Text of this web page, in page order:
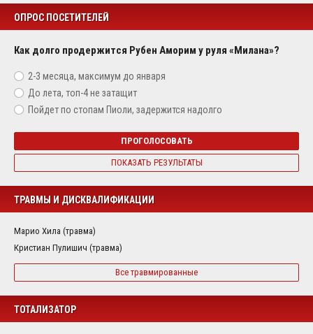
ОПРОС ПОСЕТИТЕЛЕЙ
Как долго продержится Рубен Аморим у руля «Милана»?
2-3 месяца, максимум до января
До лета, топ-4 не затащит
Пойдет по стопам Пиоли, задержится надолго
ПРОГОЛОСОВАТЬ
ПОКАЗАТЬ РЕЗУЛЬТАТЫ
ТРАВМЫ И ДИСКВАЛИФИКАЦИИ
Марио Хила (травма)
Кристиан Пулишич (травма)
Все травмированные
ТОТАЛИЗАТОР